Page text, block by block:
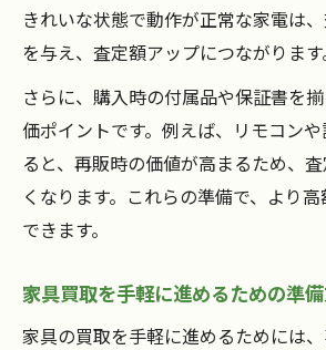
きれいな状態で動作が正常な家電は
を与え、査定額アップにつながります
さらに、購入時の付属品や保証書を
価ポイントです。例えば、リモコン
ると、再販時の価値が高まるため、
くなります。これらの準備で、より
できます。
家具買取を手軽に進めるための準
家具の買取を手軽に進めるためには